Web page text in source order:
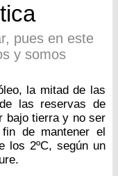
pues en este
y somos
la mitad de las
las reservas de
bajo tierra y no ser
de mantener el
los 2ºC, según un